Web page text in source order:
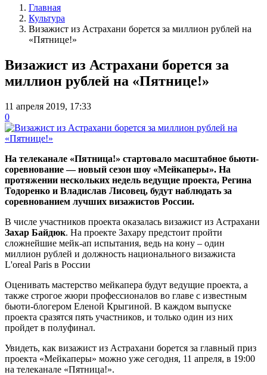
Главная
Культура
Визажист из Астрахани борется за миллион рублей на
«Пятнице!»
Визажист из Астрахани борется за
миллион рублей на «Пятнице!»
11 апреля 2019, 17:33
0
На телеканале «Пятница!» стартовало масштабное бьюти-
соревнование — новый сезон шоу «Мейкаперы». На
протяжении нескольких недель ведущие проекта, Регина
Тодоренко и Владислав Лисовец, будут наблюдать за
соревнованием лучших визажистов России.
В числе участников проекта оказалась визажист из Астрахани
Захар Байдюк. На проекте Захару предстоит пройти
сложнейшие мейк-ап испытания, ведь на кону – один
миллион рублей и должность национального визажиста
L'oreal Paris в России
Оценивать мастерство мейкапера будут ведущие проекта, а
также строгое жюри профессионалов во главе с известным
бьюти-блогером Еленой Крыгиной. В каждом выпуске
проекта сразятся пять участников, и только один из них
пройдет в полуфинал.
Увидеть, как визажист из Астрахани борется за главный приз
проекта «Мейкаперы» можно уже сегодня, 11 апреля, в 19:00
на телеканале «Пятница!».